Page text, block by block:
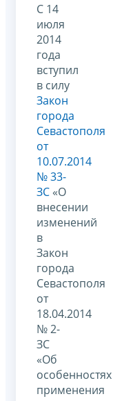
С 14
июля
2014
года
вступил
в силу
Закон
города
Севастополя
от
10.07.2014
№ 33-
ЗС «О
внесении
изменений
в
Закон
города
Севастополя
от
18.04.2014
№ 2-
ЗС
«Об
особенностях
применения